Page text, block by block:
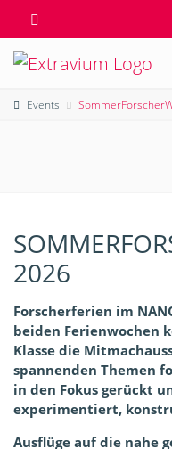
Events
2026
Forscherferien im
beiden Ferienwochen
Klasse die
spannenden Themen
in den Fokus gerückt
experimentiert,
Ausflüge auf die nahe